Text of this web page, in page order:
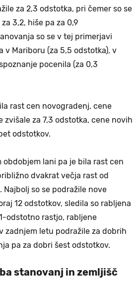
za 2,3 odstotka, pri čemer so se
3,2, hiše pa za 0,9
so se v tej primerjavi
v Mariboru (za 5,5 odstotka), v
pocenila (za 0,3
rast cen novogradenj, cene
zvišale za 7,3 odstotka, cene novih
odstotkov.
obdobjem lani pa je bila rast cen
dvakrat večja rast od
Najbolj so se podražile nove
12 odstotkov, sledila so rabljena
odstotno rastjo, rabljene
zadnjem letu podražile za dobrih
pa za dobri šest odstotkov.
stanovanj in zemljišč